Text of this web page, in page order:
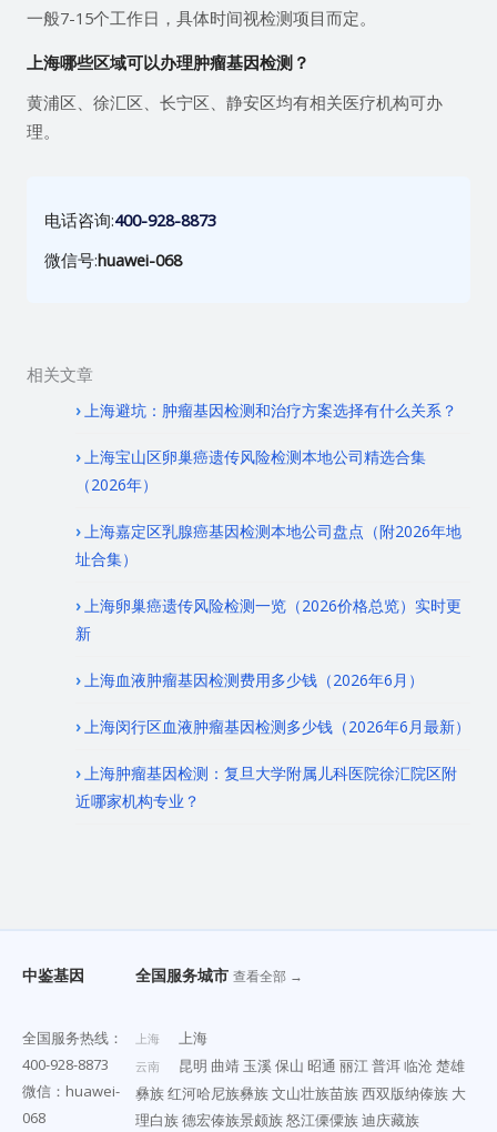
一般7-15个工作日，具体时间视检测项目而定。
上海哪些区域可以办理肿瘤基因检测？
黄浦区、徐汇区、长宁区、静安区均有相关医疗机构可办
理。
电话咨询:400-928-8873
微信号:huawei-068
相关文章
上海避坑：肿瘤基因检测和治疗方案选择有什么关系？
上海宝山区卵巢癌遗传风险检测本地公司精选合集
（2026年）
上海嘉定区乳腺癌基因检测本地公司盘点（附2026年地
址合集）
上海卵巢癌遗传风险检测一览（2026价格总览）实时更
新
上海血液肿瘤基因检测费用多少钱（2026年6月）
上海闵行区血液肿瘤基因检测多少钱（2026年6月最新）
上海肿瘤基因检测：复旦大学附属儿科医院徐汇院区附
近哪家机构专业？
中鉴基因
全国服务热线：
400-928-8873
微信：huawei-
068
全国服务城市 查看全部 →
上海 上海
云南 昆明 曲靖 玉溪保山 昭通 丽江普洱临沧楚雄
彝族红河哈尼族彝族文山壮族苗族西双版纳傣族 大
理白族德宏傣族景颇族怒江傈僳族迪庆藏族